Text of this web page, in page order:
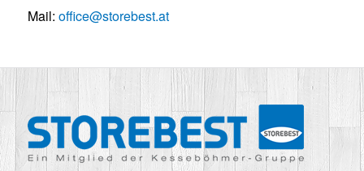
Mail: office@storebest.at